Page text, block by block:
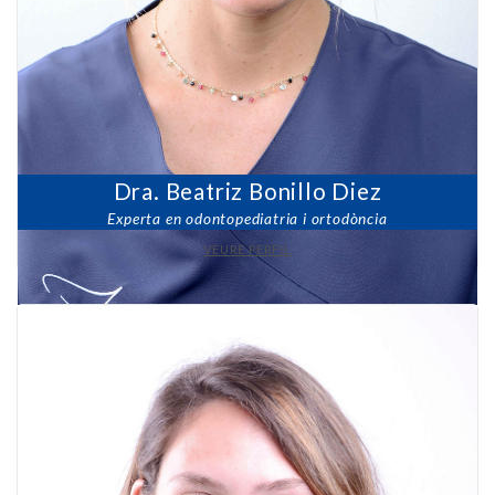
Dra. Beatriz Bonillo Diez
Experta en odontopediatria i ortodòncia
VEURE PERFIL